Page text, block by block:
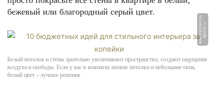
бежевый или благородный серый цвет.
Ф
О
Т
О:
v
-
k
v
a
r
ti
r
e
m
o
n
t.
r
u
Белый потолок и стены зрительно увеличивают пространство, создают ощущение
воздуха и свободы. Если у вас в комнатах низкие потолки и небольшие окна,
белый цвет – лучшее решение